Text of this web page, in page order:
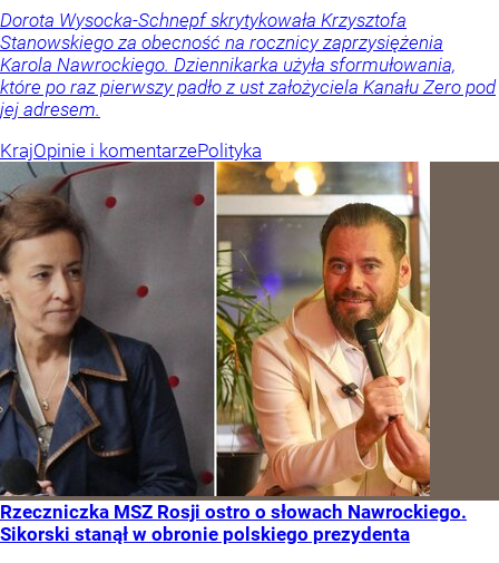
Dorota Wysocka-Schnepf skrytykowała Krzysztofa
Stanowskiego za obecność na rocznicy zaprzysiężenia
Karola Nawrockiego. Dziennikarka użyła sformułowania,
które po raz pierwszy padło z ust założyciela Kanału Zero pod
jej adresem.
KrajOpinie i komentarzePolityka
Rzeczniczka MSZ Rosji ostro o słowach Nawrockiego.
Sikorski stanął w obronie polskiego prezydenta